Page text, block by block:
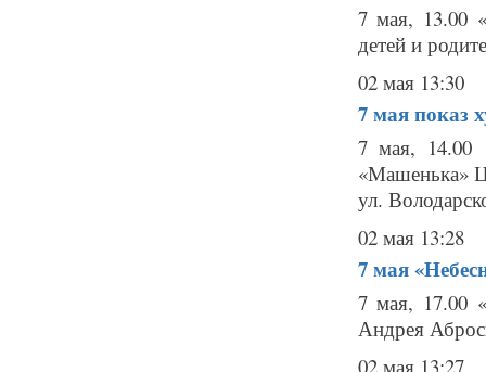
7 мая, 13.00
детей и
02 мая 13:30
7 маяпоказ
7 мая, 14.00
«Машенька»
ул.
02 мая 13:28
7 мая
7 мая, 17.00
Андрея
02 мая 13:27